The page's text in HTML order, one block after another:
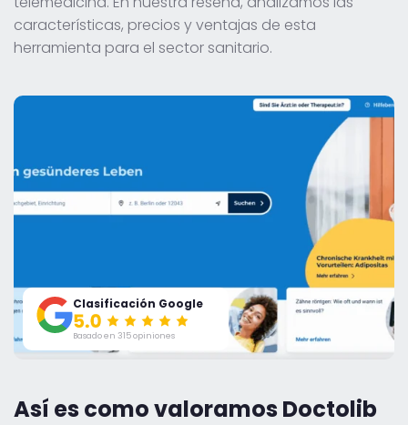
características, precios y ventajas de esta
herramienta para el sector sanitario.
Clasificación Google
Basado en 315 opiniones
Así es como valoramos Doctolib